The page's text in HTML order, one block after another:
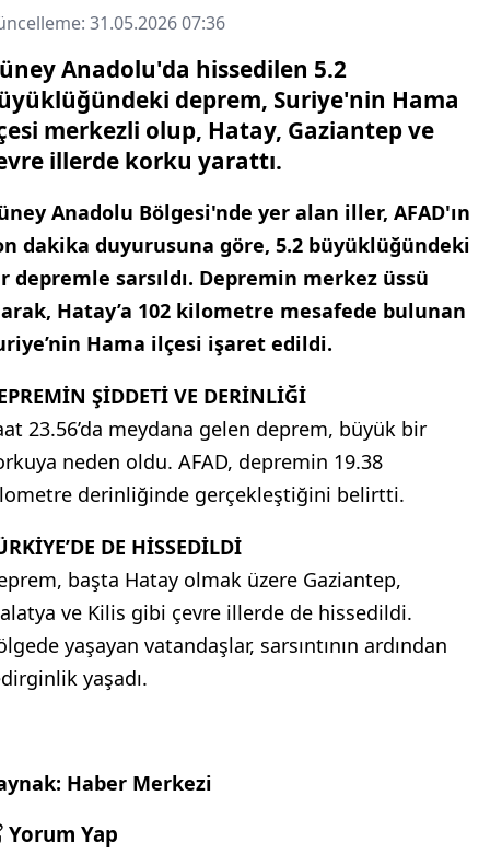
31.05.2026 07:36
Anadolu'da hissedilen 5.2
deprem, Suriye'nin Hama
merkezli olup, Hatay, Gaziantep ve
illerde korku yarattı.
Anadolu Bölgesi'nde yer alan iller, AFAD'ın
dakika duyurusuna göre, 5.2 büyüklüğündeki
depremle sarsıldı. Depremin merkez üssü
Hatay’a 102 kilometre mesafede bulunan
Hama ilçesi işaret edildi.
ŞİDDETİ VE DERİNLİĞİ
23.56’da meydana gelen deprem, büyük bir
neden oldu. AFAD, depremin 19.38
derinliğinde gerçekleştiğini belirtti.
DE HİSSEDİLDİ
başta Hatay olmak üzere Gaziantep,
ve Kilis gibi çevre illerde de hissedildi.
yaşayan vatandaşlar, sarsıntının ardından
yaşadı.
Haber Merkezi
Yorum Yap